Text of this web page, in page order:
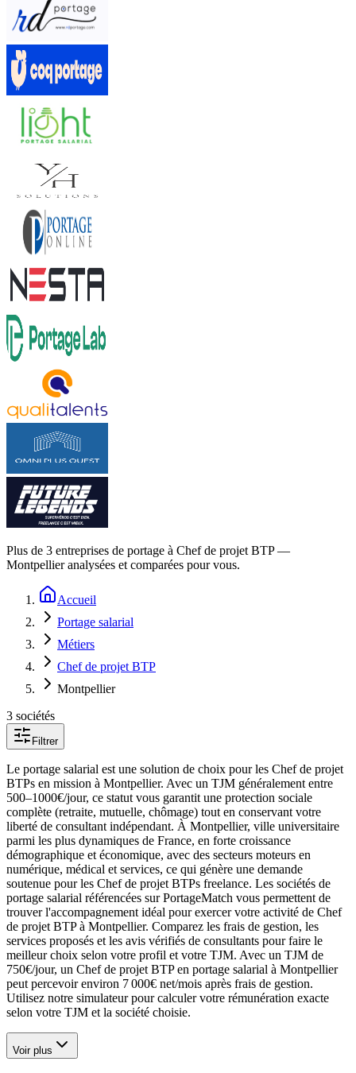
Plus de 3 entreprises de portage à Chef de projet BTP —
Montpellieranalysées et comparées pour vous.
Accueil
Portage salarial
Métiers
Chef de projet BTP
Montpellier
3 sociétés
Filtrer
Le portage salarial est une solution de choix pour les Chef de projet
BTPs en mission à Montpellier. Avec un TJM généralement entre
500–1000€/jour, ce statut vous garantit une protection sociale
complète (retraite, mutuelle, chômage) tout en conservant votre
liberté de consultant indépendant. À Montpellier, ville universitaire
parmi les plus dynamiques de France, en forte croissance
démographique et économique, avec des secteurs moteurs en
numérique, médical et services, ce qui génère une demande
soutenue pour les Chef de projet BTPs freelance. Les sociétés de
portage salarial référencées sur PortageMatch vous permettent de
trouver l'accompagnement idéal pour exercer votre activité de Chef
de projet BTP à Montpellier. Comparez les frais de gestion, les
services proposés et les avis vérifiés de consultants pour faire le
meilleur choix selon votre profil et votre TJM. Avec un TJM de
750€/jour, un Chef de projet BTP en portage salarial à Montpellier
peut percevoir environ 7 000€ net/mois après frais de gestion.
Utilisez notre simulateur pour calculer votre rémunération exacte
selon votre TJM et la société choisie.
Voir plus